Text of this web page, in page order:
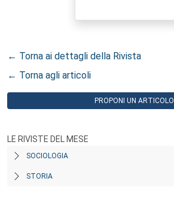
← Torna ai dettagli della Rivista
← Torna agli articoli
PROPONI UN ARTICOLO
LE RIVISTE DEL MESE
SOCIOLOGIA
STORIA